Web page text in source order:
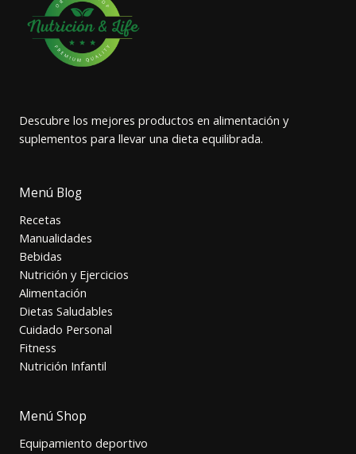
Descubre los mejores productos en alimentación y
suplementos para llevar una dieta equilibrada.
Menú Blog
Recetas
Manualidades
Bebidas
Nutrición y Ejercicios
Alimentación
Dietas Saludables
Cuidado Personal
Fitness
Nutrición Infantil
Menú Shop
Equipamiento deportivo